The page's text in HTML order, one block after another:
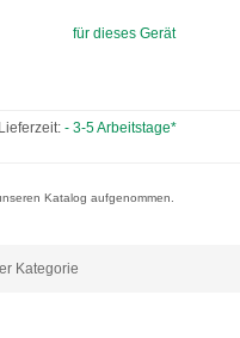
für dieses Gerät
Lieferzeit:- 3-5 Arbeitstage*
Katalog aufgenommen.
Kategorie